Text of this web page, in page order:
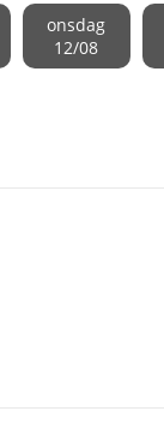
onsdag
12/08